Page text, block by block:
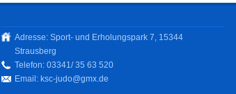
Adresse: Sport- und Erholungspark 7, 15344
Strausberg
Telefon: 03341/35 63 520
Email: ksc-judo@gmx.de